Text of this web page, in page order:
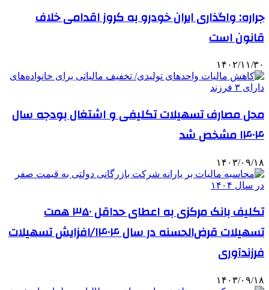
جراره: واگذاری ایران خودرو به کروز اقدامی خلاف
قانون است
۱۴۰۲/۱۱/۳۰
محل مصارف تسهیلات تکلیفی و اشتغال بودجه سال
۱۴۰۴ مشخص شد
۱۴۰۳/۰۹/۱۸
تکلیف بانک مرکزی به اعطای حداقل ۳۵۰ همت
تسهیلات قرض‌الحسنه در سال ۱۴۰۴/افزایش تسهیلات
فرزندآوری
۱۴۰۳/۰۹/۱۸